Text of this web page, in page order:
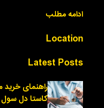
ادامه مطلب
Location
Latest Posts
راهنمای خرید
کاستا دل سول